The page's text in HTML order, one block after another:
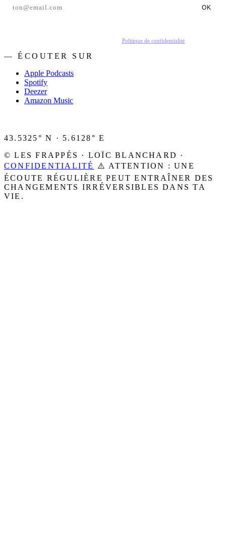
OK
Politique de confidentialité
— ÉCOUTER SUR
Apple Podcasts
Spotify
Deezer
Amazon Music
43.5325° N · 5.6128° E
© LES FRAPPÉS · LOÏC BLANCHARD ·
CONFIDENTIALITÉ
⚠️ ATTENTION : UNE
ÉCOUTE RÉGULIÈRE PEUT ENTRAÎNER DES
CHANGEMENTS IRRÉVERSIBLES DANS TA
VIE.